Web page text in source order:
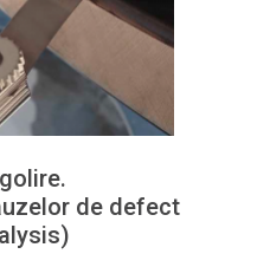
de defect